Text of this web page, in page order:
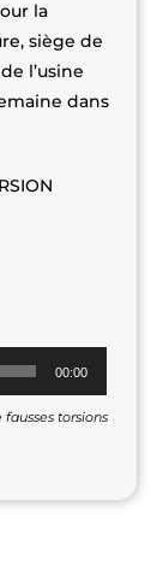
la
siège de
l’usine
dans
00:00
torsions